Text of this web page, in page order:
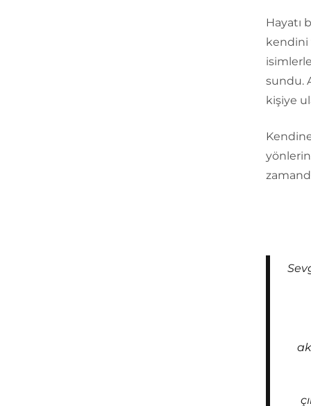
Hayatı
kendini
sundu.
kişiye